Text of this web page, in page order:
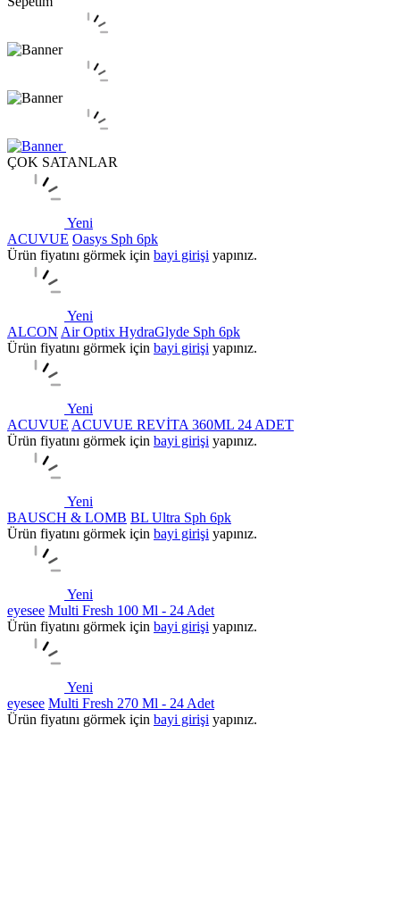
ÇOK SATANLAR
Yeni
ACUVUE Oasys Sph 6pk
Ürün fiyatını görmek için bayi girişi yapınız.
Yeni
ALCON Air Optix HydraGlyde Sph 6pk
Ürün fiyatını görmek için bayi girişi yapınız.
Yeni
ACUVUE ACUVUE REVİTA 360ML 24 ADET
Ürün fiyatını görmek için bayi girişi yapınız.
Yeni
BAUSCH & LOMB BL Ultra Sph 6pk
Ürün fiyatını görmek için bayi girişi yapınız.
Yeni
eyesee Multi Fresh 100 Ml - 24 Adet
Ürün fiyatını görmek için bayi girişi yapınız.
Yeni
eyesee Multi Fresh 270 Ml - 24 Adet
Ürün fiyatını görmek için bayi girişi yapınız.